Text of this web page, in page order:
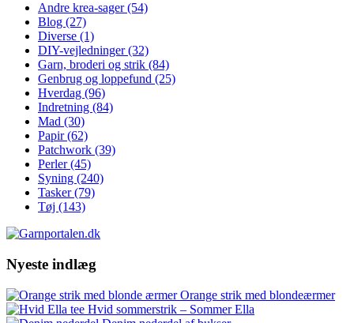
Andre krea-sager(54)
Blog (27)
Diverse (1)
DIY-vejledninger(32)
Garn, broderi og strik (84)
Genbrug og loppefund (25)
Hverdag (96)
Indretning (84)
Mad (30)
Papir(62)
Patchwork (39)
Perler(45)
Syning (240)
Tasker(79)
Tøj (143)
Nyeste indlæg
Orange strik med blondeærmer
Hvid sommerstrik – Sommer Ella